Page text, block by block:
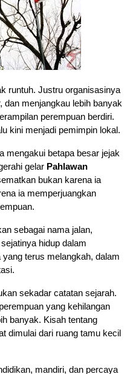
runtuh. Justru organisasinya
menjangkau lebih banyak
perempuan berdiri.
kini menjadi pemimpin lokal.
mengakui betapa besar jejak
gelar Pahlawan
bukan karena ia
ia memperjuangkan
sebagai nama jalan,
hidup dalam
terus melangkah, dalam
sekadar catatan sejarah.
yang kehilangan
banyak. Kisah tentang
dimulai dari ruang tamu kecil
mandiri, dan percaya